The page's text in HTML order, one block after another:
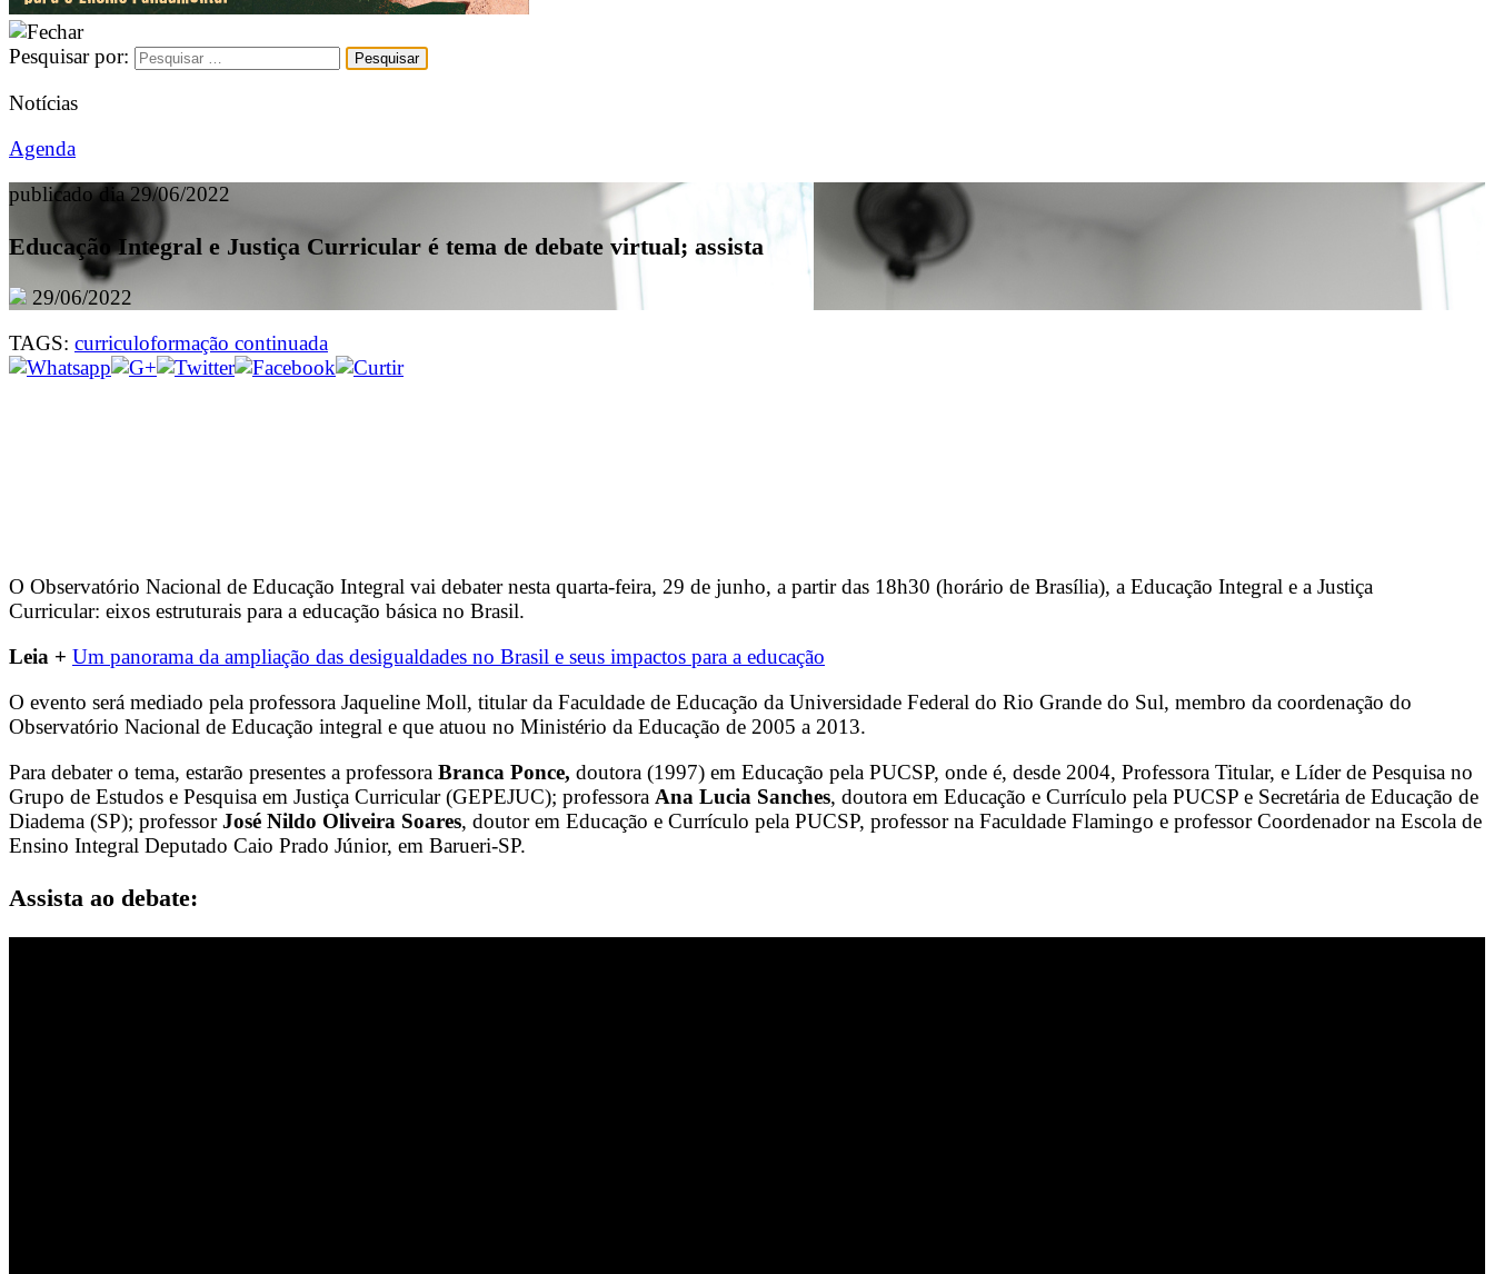
Pesquisar por:
Notícias
Agenda
publicado dia 29/06/2022
Educação Integral e Justiça Curricular é tema de debate virtual; assista
29/06/2022
TAGS: curriculoformação continuada
O Observatório Nacional de Educação Integral vai debater nesta quarta-feira, 29 de junho, a partir das 18h30 (horário de Brasília), a Educação Integral e a Justiça
Curricular: eixos estruturais para a educação básica no Brasil.
Leia + Um panorama da ampliação das desigualdades no Brasil e seus impactos para a educação
O evento será mediado pela professora Jaqueline Moll, titular da Faculdade de Educação da Universidade Federal do Rio Grande do Sul, membro da coordenação do
Observatório Nacional de Educação integral e que atuou no Ministério da Educação de 2005 a 2013.
Para debater o tema, estarão presentes a professora Branca Ponce, doutora (1997) em Educação pela PUCSP, onde é, desde 2004, Professora Titular, e Líder de Pesquisa no
Grupo de Estudos e Pesquisa em Justiça Curricular (GEPEJUC); professora Ana Lucia Sanches, doutora em Educação e Currículo pela PUCSP e Secretária de Educação de
Diadema (SP); professorJosé Nildo Oliveira Soares, doutor em Educação e Currículo pela PUCSP, professor na Faculdade Flamingo e professor Coordenador na Escola de
Ensino Integral Deputado Caio Prado Júnior, em Barueri-SP.
Assista ao debate: